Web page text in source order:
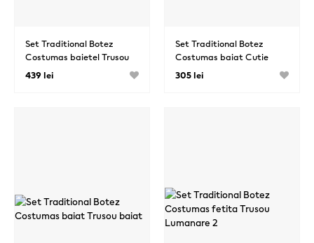
Set Traditional Botez
Costumas baietel Trusou
Lumanare 2
439 lei
Set Traditional Botez
Costumas baiat Cutie
trusou
305 lei